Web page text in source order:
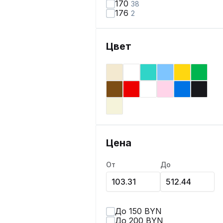
170 38
176 2
Цвет
Цена
От До
До 150 BYN
До 200 BYN